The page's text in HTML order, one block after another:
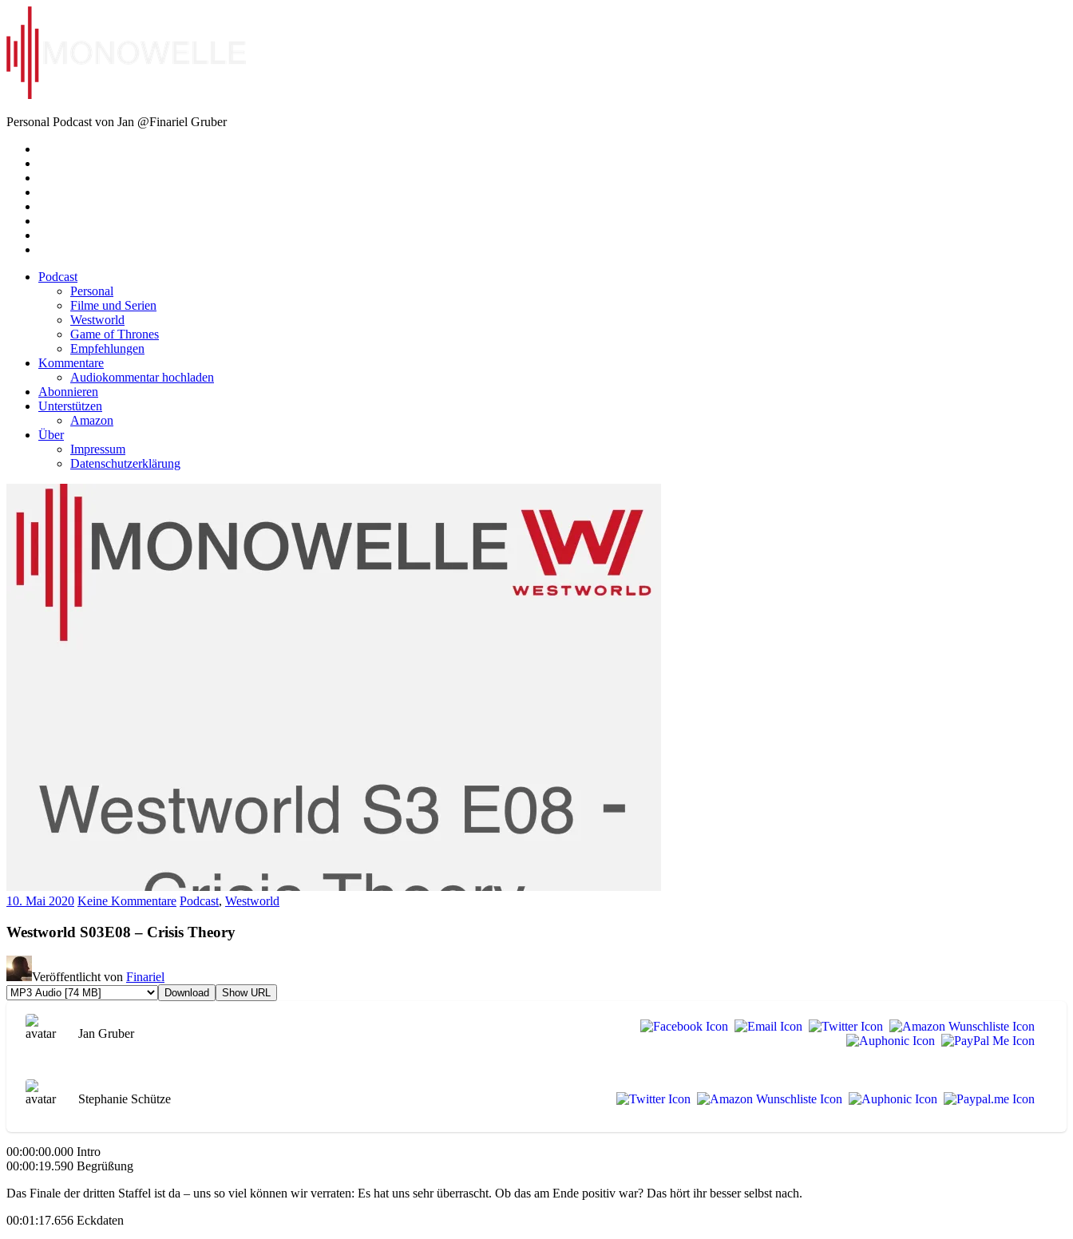
Inhalt
springen
Monowelle
Personal Podcast von Jan @Finariel Gruber
Podcast
Personal
Filme und Serien
Westworld
Game of Thrones
Empfehlungen
Kommentare
Audiokommentar hochladen
Abonnieren
Unterstützen
Amazon
Über
Impressum
Datenschutzerklärung
10. Mai 2020 Keine Kommentare Podcast, Westworld
Westworld S03E08 – Crisis Theory
Veröffentlicht von Finariel
Download Show URL
Jan Gruber
Stephanie Schütze
00:00:00.000 Intro
00:00:19.590 Begrüßung
Das Finale der dritten Staffel ist da – uns so viel können wir verraten: Es hat uns sehr überrascht. Ob das am Ende positiv war? Das hört ihr besser selbst nach.
00:01:17.656 Eckdaten